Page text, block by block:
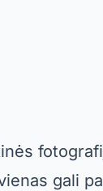
gali